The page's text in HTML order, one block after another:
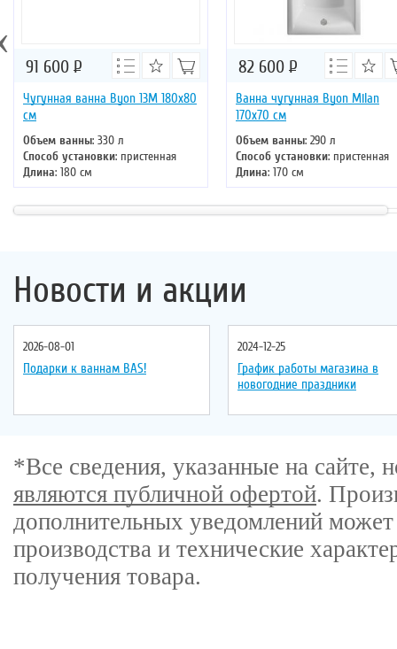
Чугунная ванна Byon 13M 180x80
см
Объем ванны: 330 л
Способ установки: пристенная
Длина: 180 см
Ширина: 80 см
Цвет: белый
Форма: прямоугольная
91 600 Р
Ванна чугунная Byon Milan
170x70 см
Объем ванны: 290 л
Способ установки: пристенная
Длина: 170 см
Ширина: 70 см
Цвет: белый
Форма: прямоугольная
82 600 Р
Новости и акции
2026-08-01
Подарки к ваннам BAS!
2024-12-25
График работы магазина в
новогодние праздники
*Все сведения, указанные на
являются публичной офертой.
дополнительных уведомлений
производства и технические
получения товара.